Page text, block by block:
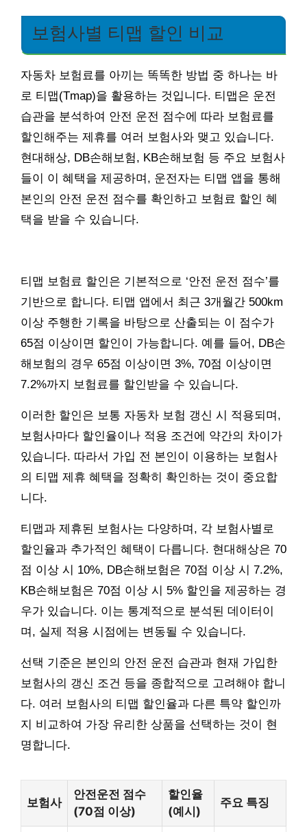
보험사별 티맵 할인 비교
자동차 보험료를 아끼는 똑똑한 방법 중 하나는 바
로 티맵(Tmap)을 활용하는 것입니다. 티맵은 운전
습관을 분석하여 안전 운전 점수에 따라 보험료를
할인해주는 제휴를 여러 보험사와 맺고 있습니다.
현대해상, DB손해보험, KB손해보험 등 주요 보험사
들이 이 혜택을 제공하며, 운전자는 티맵 앱을 통해
본인의 안전 운전 점수를 확인하고 보험료 할인 혜
택을 받을 수 있습니다.
티맵 보험료 할인은 기본적으로 ‘안전 운전 점수’를
기반으로 합니다. 티맵 앱에서 최근 3개월간 500km
이상 주행한 기록을 바탕으로 산출되는 이 점수가
65점 이상이면 할인이 가능합니다. 예를 들어, DB손
해보험의 경우 65점 이상이면 3%, 70점 이상이면
7.2%까지 보험료를 할인받을 수 있습니다.
이러한 할인은 보통 자동차 보험 갱신 시 적용되며,
보험사마다 할인율이나 적용 조건에 약간의 차이가
있습니다. 따라서 가입 전 본인이 이용하는 보험사
의 티맵 제휴 혜택을 정확히 확인하는 것이 중요합
니다.
티맵과 제휴된 보험사는 다양하며, 각 보험사별로
할인율과 추가적인 혜택이 다릅니다. 현대해상은 70
점 이상 시 10%, DB손해보험은 70점 이상 시 7.2%,
KB손해보험은 70점 이상 시 5% 할인을 제공하는 경
우가 있습니다. 이는 통계적으로 분석된 데이터이
며, 실제 적용 시점에는 변동될 수 있습니다.
선택 기준은 본인의 안전 운전 습관과 현재 가입한
보험사의 갱신 조건 등을 종합적으로 고려해야 합니
다. 여러 보험사의 티맵 할인율과 다른 특약 할인까
지 비교하여 가장 유리한 상품을 선택하는 것이 현
명합니다.
보험사
안전운전 점수
(70점 이상)
할인율
(예시)
주요 특징